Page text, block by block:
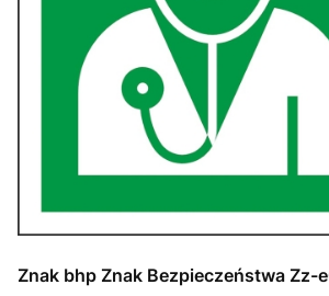
Znak bhp Znak Bezpieczeństwa Zz-